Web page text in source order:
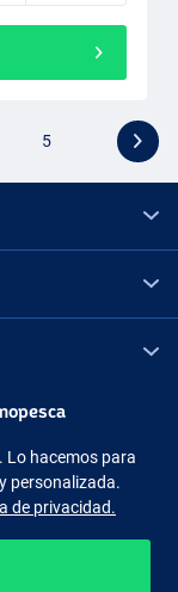
5
Instagram
Lo hacemos para
personalizada.
de privacidad.